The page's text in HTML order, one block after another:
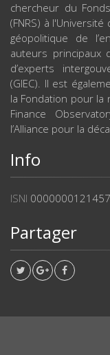
chercheur du
(FNRS) à
géopolitique de
auteurs principaux
d’experts
(GIEC). Il est
la Fondation pour la
Finance
l’Alliance pour la
Info
ISNI
Partager